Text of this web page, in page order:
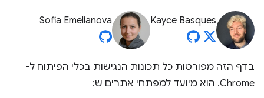
Kayce Basques
Sofia Emelianova
בדף הזה מפורטות כל תכונות הנגישות בכלי הפיתוח ל-
Chrome. הוא מיועד למפתחי אתרים ש: